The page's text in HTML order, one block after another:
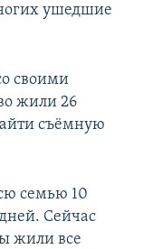
ушедшие
своими
жили 26
съёмную
семью 10
Сейчас
жили все